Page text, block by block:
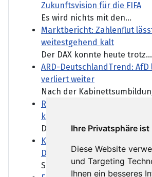
Ihre Privatsphäre
Diese Website
und Targeting
Ihnen ein besseres
Zukunftsvision für die FIFA
Es wird nichts mit den...
Marktbericht: Zahlenflut
weitestgehend kalt
Der DAX konnte heute trotz...
ARD-DeutschlandTrend: AfD
verliert weiter
Nach der
Reform des
können Fußfesseln leisten?
Der Anschlag auf den CSD
Keine Infos zum Netzwerk
Das Schweigen des BND
Schon vor dem Anschlag